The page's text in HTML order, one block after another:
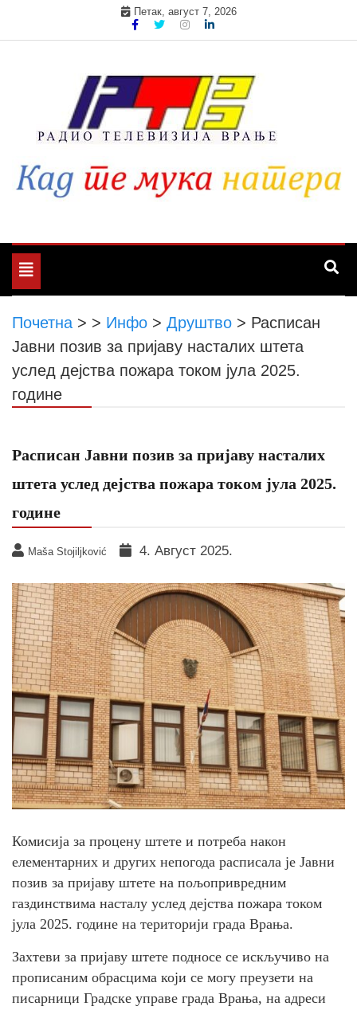
Петак, август 7, 2026
Toggle
navigation
Почетна > > Инфо > Друштво > Расписан
Јавни позив за пријаву насталих штета
услед дејства пожара током јула 2025.
године
Расписан Јавни позив за пријаву насталих
штета услед дејства пожара током јула 2025.
године
Maša Stojiljković 4. Август 2025.
Комисија за процену штете и потреба након
елементарних и других непогода расписала је Јавни
позив за пријаву штете на пољопривредним
газдинствима насталу услед дејства пожара током
јула 2025. године на територији града Врања.
Захтеви за пријаву штете подносе се искључиво на
прописаним обрасцима који се могу преузети на
писарници Градске управе града Врања, на адреси